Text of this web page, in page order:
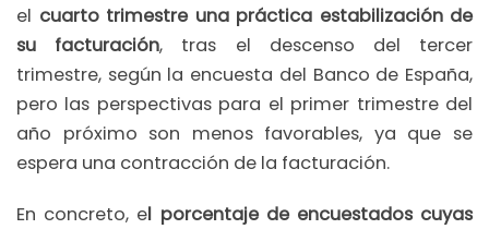
el cuarto trimestre una práctica estabilización de
su facturación, tras el descenso del tercer
trimestre, según la encuesta del Banco de España,
pero las perspectivas para el primer trimestre del
año próximo son menos favorables, ya que se
espera una contracción de la facturación.
En concreto, el porcentaje de encuestados cuyas